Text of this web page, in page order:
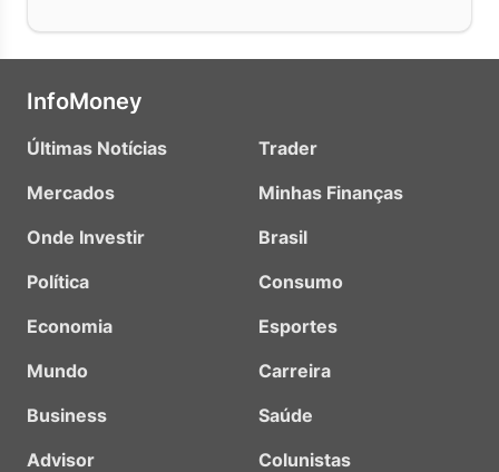
InfoMoney
Últimas Notícias
Mercados
Onde Investir
Política
Economia
Mundo
Business
Advisor
Trader
Minhas Finanças
Brasil
Consumo
Esportes
Carreira
Saúde
Colunistas